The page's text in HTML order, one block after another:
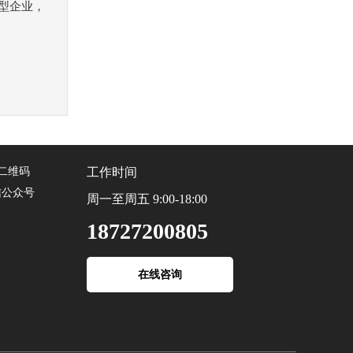
企业，
众号
工作时间
周一至周五 9:00-18:00
18727200805
在线咨询